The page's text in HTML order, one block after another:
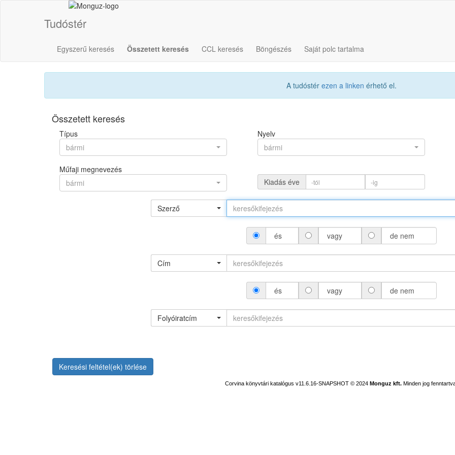
Tudóstér
Egyszerű keresés Összetett keresés CCL keresés Böngészés Saját polc tartalma
A tudóstér ezen a linken érhető el.
Összetett keresés
Típus
bármi
Nyelv
bármi
Műfaji megnevezés
bármi
Kiadás éve
Szerző
és vagy de nem
Cím
és vagy de nem
Folyóiratcím
Keresési feltétel(ek) törlése
Corvina könyvtári katalógus v11.6.16-SNAPSHOT © 2024 Monguz kft. Minden jog